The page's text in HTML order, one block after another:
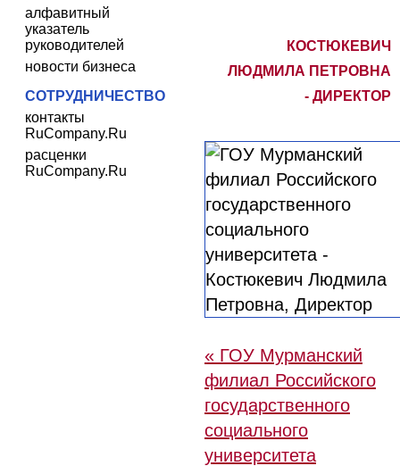
алфавитный
указатель
руководителей
новости бизнеса
СОТРУДНИЧЕСТВО
контакты
RuCompany.Ru
расценки
RuCompany.Ru
КОСТЮКЕВИЧ
ЛЮДМИЛА ПЕТРОВНА
- ДИРЕКТОР
« ГОУ Мурманский
филиал Российского
государственного
социального
университета